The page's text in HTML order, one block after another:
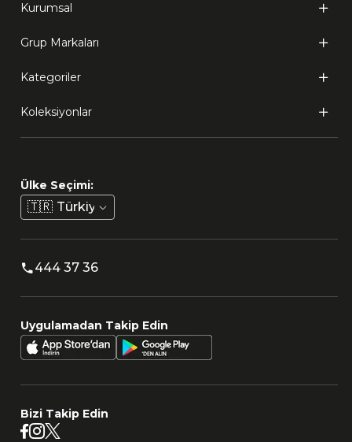
Kurumsal
Grup Markaları
Kategoriler
Koleksiyonlar
Ülke Seçimi:
🇹🇷 Türkiye
444 37 36
Uygulamadan Takip Edin
Bizi Takip Edin